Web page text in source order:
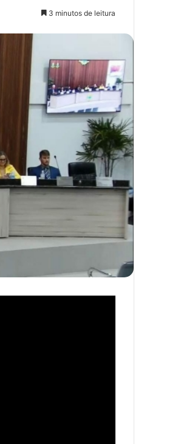
3 minutos de leitura